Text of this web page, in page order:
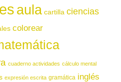
aula cartilla ciencias
colorear
cuaderno actividades cálculo mental
expresión escrita gramática inglés